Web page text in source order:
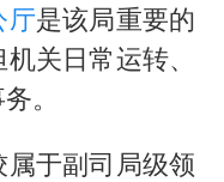
厅是该局重要的
关日常运转、
。
属于副司局级领